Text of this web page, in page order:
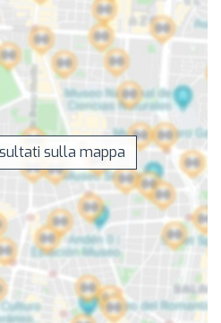
sulla mappa